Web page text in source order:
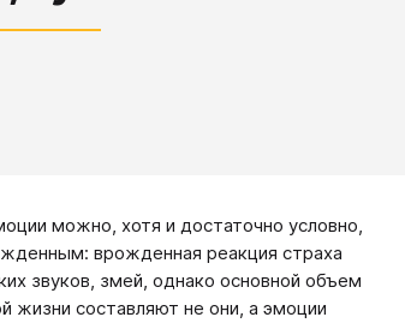
можно, хотя и достаточно условно,
врожденная реакция страха
звуков, змей, однако основной объем
жизни составляют не они, а эмоции